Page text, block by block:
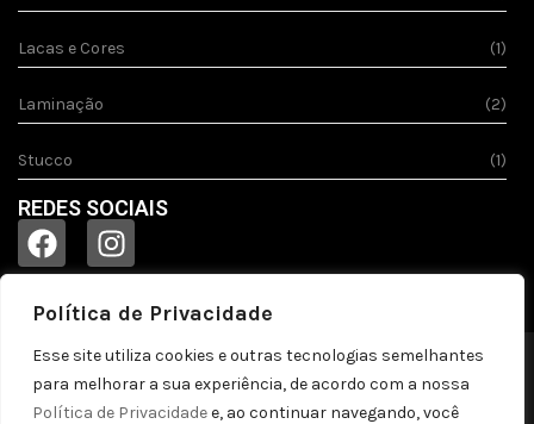
Política de Privacidade
Esse site utiliza cookies e outras tecnologias semelhantes
para melhorar a sua experiência, de acordo com a nossa
Política de Privacidadee, ao continuar navegando, você
Lacas e Cores (1)
Laminação (2)
Stucco (1)
REDES SOCIAIS
© 2023
Todos os direitos reservados!
Política de privacidade